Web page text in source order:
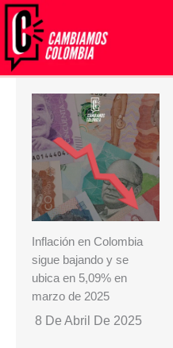
Ir
contenido
Inflación en Colombia
sigue bajando y se
ubica en 5,09% en
marzo de 2025
8 De Abril De 2025